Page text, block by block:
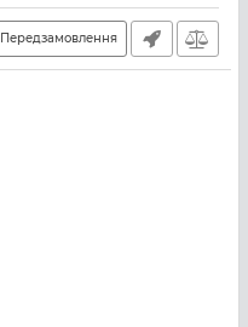
Передзамовлення